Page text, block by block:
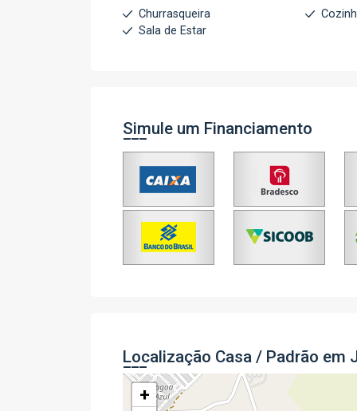
Churrasqueira
Sala de Estar
Simule um Financiamento
Localização Casa / Padrão em
+